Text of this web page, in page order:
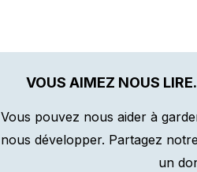
VOUS AIMEZ NOUS
Vous pouvez nous aider à
nous développer. Partagez
un